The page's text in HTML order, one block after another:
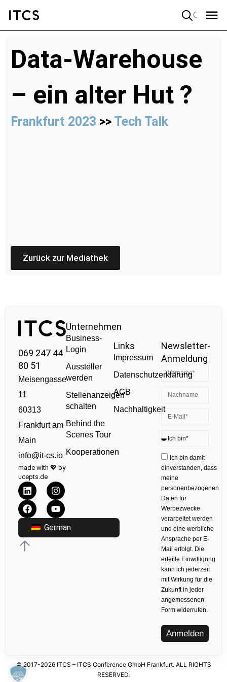
Data-Warehouse
– ein alter Hut ?
Frankfurt 2023 >> Tech Talk
Zurück zur Mediathek
069 247 44
80 51
Meisengasse
11
60313
Frankfurt am
Main
info@it-cs.io
made with 💖 by
ucepts.de
German
Unternehmen
Business-
Login
Aussteller
werden
Stellenanzeigen
schalten
Behind the
Scenes Tour
Kooperationen
Links
Impressum
Datenschutzerklärung
AGB
Nachhaltigkeit
Newsletter-
Anmeldung
Ich bin damit
einverstanden, dass
meine
personenbezogenen
Daten für
Werbezwecke
verarbeitet werden
und eine werbliche
Ansprache per E-
Mail erfolgt. Die
erteilte Einwilligung
kann ich jederzeit
mit Wirkung für die
Zukunft in jeder
angemessenen
Form widerrufen.
Anmelden
© 2017-2026 ITCS – ITCS Conference GmbH Frankfurt. ALL RIGHTS
RESERVED.